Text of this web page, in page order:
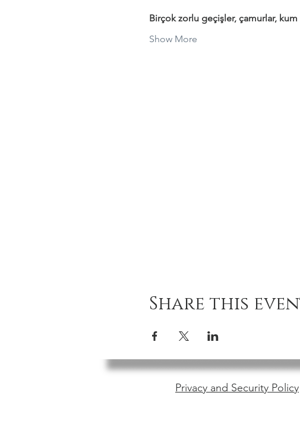
Birçok zorlu geçişler, çamurlar,
Show More
Share this
Privacy and Security Policy